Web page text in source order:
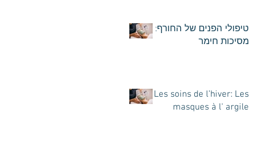
טיפולי הפנים של החורף:
מסיכות חימר
Les soins de l’hiver: Les
masques à l' argile